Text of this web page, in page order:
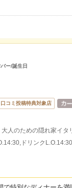
ー/誕生日
口コミ投稿特典対象店
人のための隠れ家イタ